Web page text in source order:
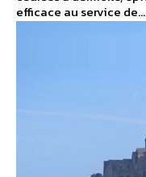
efficace au service de...